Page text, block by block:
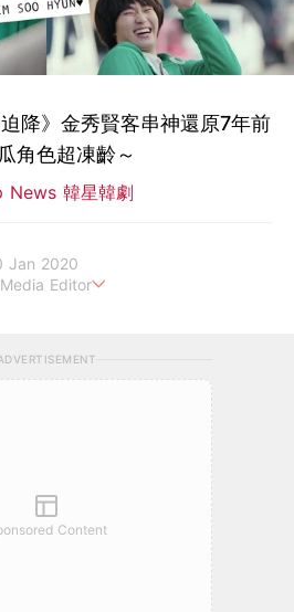
降》金秀賢客串神還原7年前
角色超凍齡～
News 韓星韓劇
Jan 2020
Editor
Content